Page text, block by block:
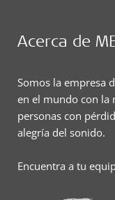
Acerca de
Somos la empresa
en el mundo con la
personas con
alegría del sonido.
Encuentra a tu